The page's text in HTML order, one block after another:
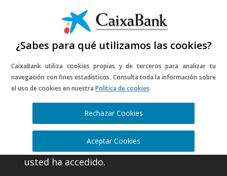
¿Sabes para qué utilizamos las cookies?
CaixaBank utiliza cookies propias y de terceros para analizar tu
navegación con fines estadísticos. Consulta toda la información sobre
el uso de cookies en nuestraPolítica de cookies
Rechazar Cookies
Aceptar Cookies
Información legal
del portal web
CaixaBank, S.A. (en adelante CaixaBank)
es la entidad titular del website al que
usted ha accedido.